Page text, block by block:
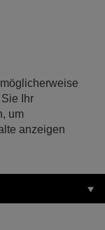
Ihr
um
anzeigen